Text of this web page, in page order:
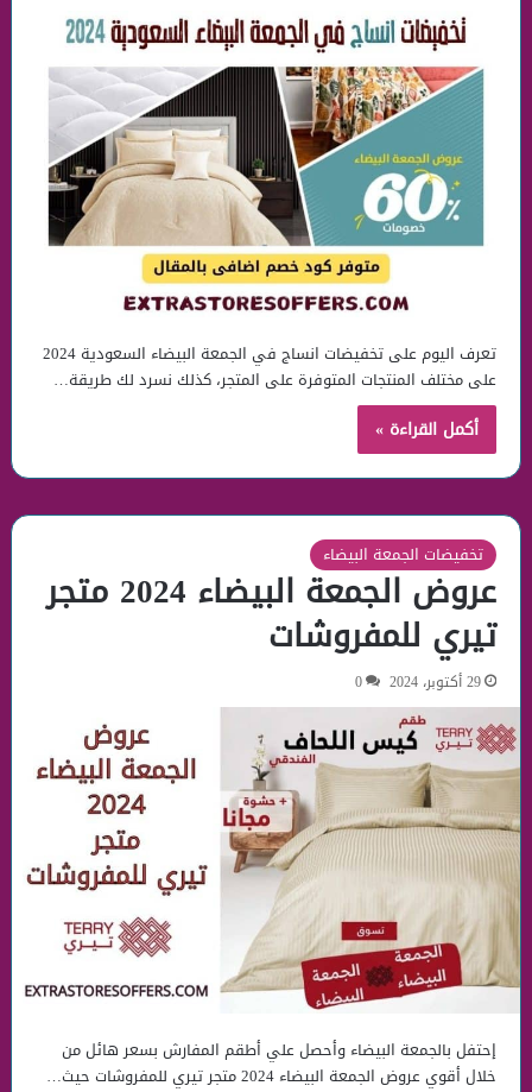
تعرف اليوم على تخفيضات انساج في الجمعة البيضاء السعودية 2024
على مختلف المنتجات المتوفرة على المتجر، كذلك نسرد لك طريقة…
أكمل القراءة »
تخفيضات الجمعة البيضاء
عروض الجمعة البيضاء 2024 متجر
تيري للمفروشات
29 أكتوبر، 2024 0
إحتفل بالجمعة البيضاء وأحصل علي أطقم المفارش بسعر هائل من
خلال أقوي عروض الجمعة البيضاء 2024 متجر تيري للمفروشات حيث…